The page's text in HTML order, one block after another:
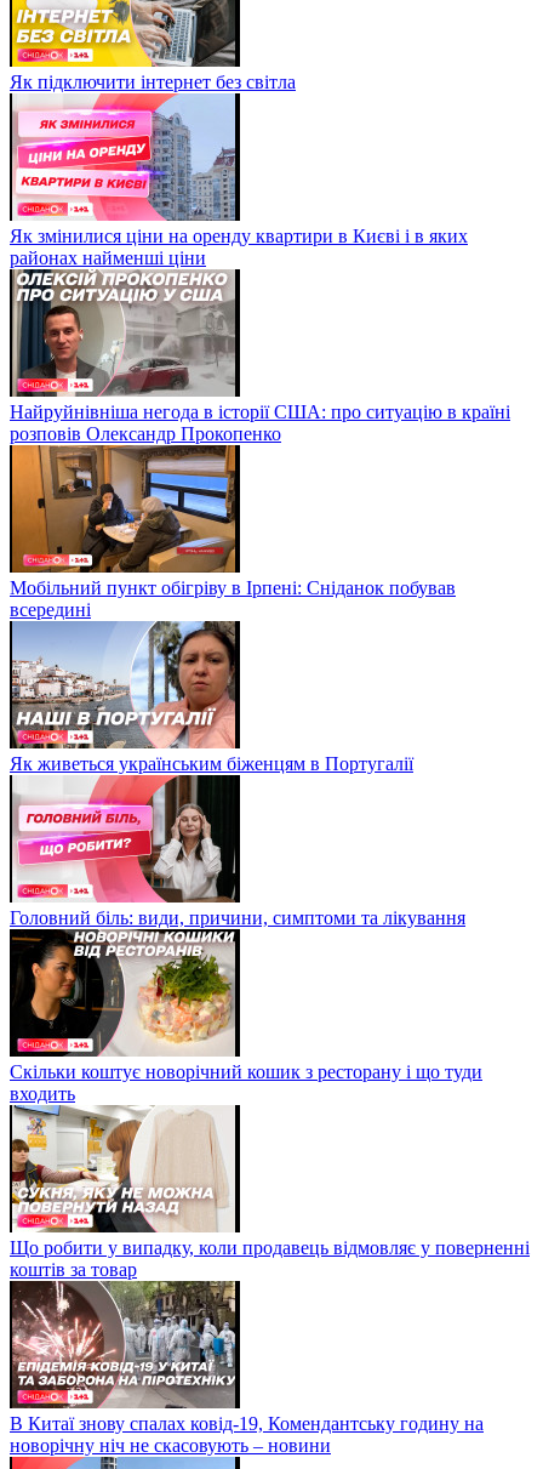
Як підключити інтернет без світла
Як змінилися ціни на оренду квартири в Києві і в яких
районах найменші ціни
Найруйнівніша негода в історії США: про ситуацію в країні
розповів Олександр Прокопенко
Мобільний пункт обігріву в Ірпені: Сніданок побував
всередині
Як живеться українським біженцям в Португалії
Головний біль: види, причини, симптоми та лікування
Скільки коштує новорічний кошик з ресторану і що туди
входить
Що робити у випадку, коли продавець відмовляє у поверненні
коштів за товар
В Китаї знову спалах ковід-19, Комендантську годину на
новорічну ніч не скасовують – новини